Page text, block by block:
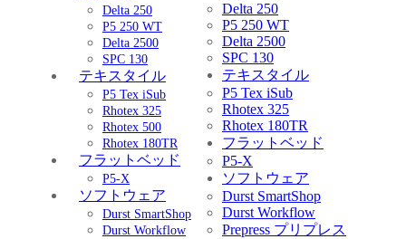
Delta 250
P5 250 WT
Delta 2500
SPC 130
テキスタイル
P5 Tex iSub
Rhotex 325
Rhotex 500
Rhotex 180TR
フラットベッド
P5-X
ソフトウェア
Durst SmartShop
Durst Workflow
Delta 250
P5 250 WT
Delta 2500
SPC 130
テキスタイル
P5 Tex iSub
Rhotex 325
Rhotex 180TR
フラットベッド
P5-X
ソフトウェア
Durst SmartShop
Durst Workflow
Prepress プリプレス